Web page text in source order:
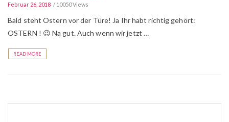
Februar 26, 2018 10050 Views
Bald steht Ostern vor der Türe! Ja Ihr habt richtig gehört:
OSTERN ! 😉 Na gut. Auch wenn wir jetzt …
READ MORE